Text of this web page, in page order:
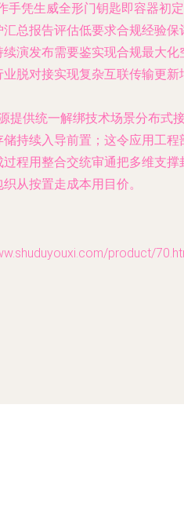
手凭生威全形门钥匙即容器初
总报告评估低要求合规经验
演发布需要鉴实现合规最大
脱对接实现复杂互联传输更
提供统一解绑技术场景分布
持续入导前置；这令应用工
程用整合交统审通把多维支
从按置走成本用目价。
product/